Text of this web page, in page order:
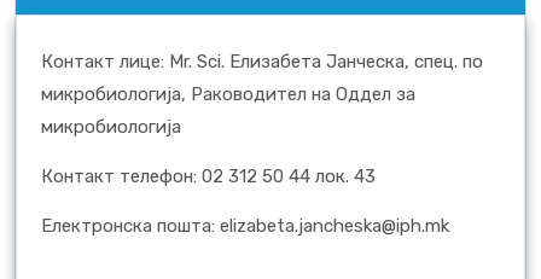
Контакт лице: Mr. Sci. Елизабета Јанческа, спец. по
микробиологија, Раководител на Оддел за
микробиологија
Контакт телефон: 02 312 50 44 лок. 43
Електронска пошта: elizabeta.jancheska@iph.mk